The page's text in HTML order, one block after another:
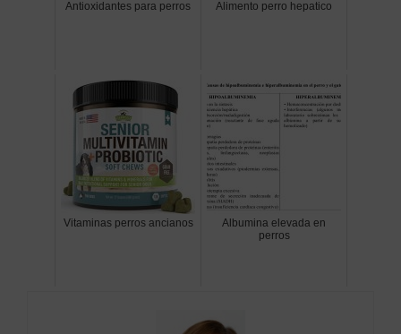
Antioxidantes para perros Alimento perro hepatico
Vitaminas perros ancianos
Albumina elevada en
perros